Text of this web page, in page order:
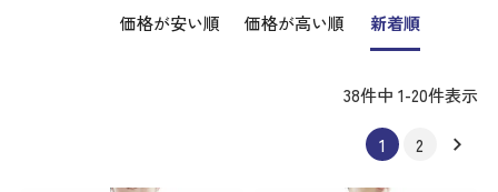
価格が安い順 価格が高い順 新着順
38件中 1-20件表示
1 2